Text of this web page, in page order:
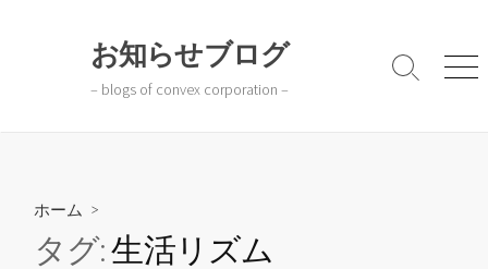
お知らせブログ
– blogs of convex corporation –
検
メ
ホーム >
タグ:生活リズム